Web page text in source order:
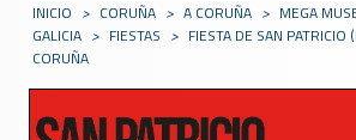
INICIO > CORUÑA > A CORUÑA > MEGA
GALICIA > FIESTAS > FIESTA DE SAN
CORUÑA